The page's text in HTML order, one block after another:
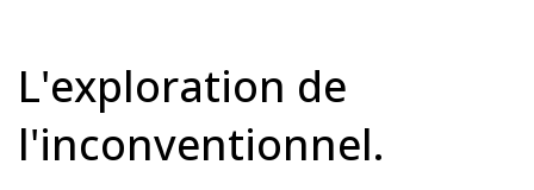
L'exploration de
l'inconventionnel.